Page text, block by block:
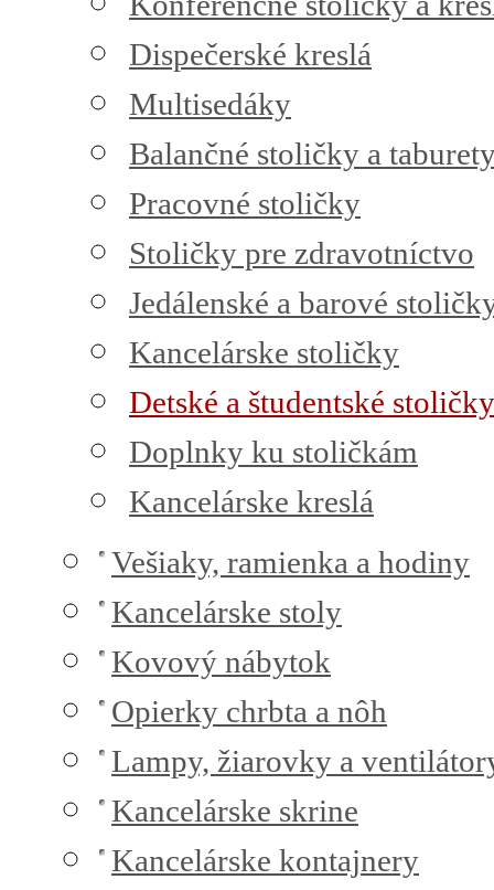
Dispečerské kreslá
Multisedáky
Balančné stoličky a
Pracovné stoličky
Stoličky pre zdravotníctvo
Jedálenské a barové
Kancelárske stoličky
Detské a študentské stoličky
Doplnky ku stoličkám
Kancelárske kreslá
Vešiaky, ramienka a hodiny
Kancelárske stoly
Kovový nábytok
Opierky chrbta a nôh
Lampy, žiarovky a
Kancelárske skrine
Kancelárske kontajnery